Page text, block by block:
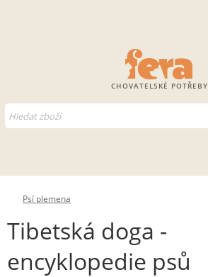
CHOVATELSKÉ POTŘEBY
Psí plemena
Tibetská doga -
encyklopedie psů